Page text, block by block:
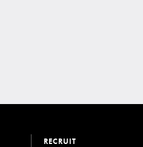
RECRUIT